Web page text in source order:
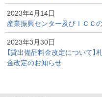
2023年4月14日
産業振興センター及びＩＣＣ
2023年3月30日
【貸出備品料金改定について
金改定のお知らせ